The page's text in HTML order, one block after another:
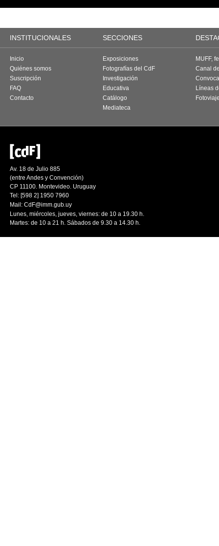
INSTITUCIONALES SECCIONES
Inicio
Quiénes somos
Suscripción
FAQ
Contacto
Exposiciones
Fotografías del CdF
Investigación
Educativa
Catálogo
Mediateca
MUFF,
Canal
Líneas
Av. 18 de Julio 885
(entre Andes y Convención)
CP 11100. Montevideo. Uruguay
Tel: [598 2] 1950 7960
Mail: CdF@imm.gub.uy
Lunes, miércoles, jueves, viernes: de 10 a 19.30 h.
Martes: de 10 a 21 h. Sábados de 9.30 a 14.30 h.